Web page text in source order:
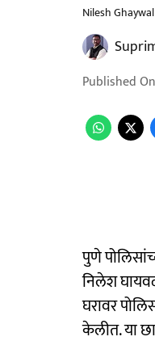
Nilesh
Published On
पुणे
निलेश
घरावर
केलीत. या